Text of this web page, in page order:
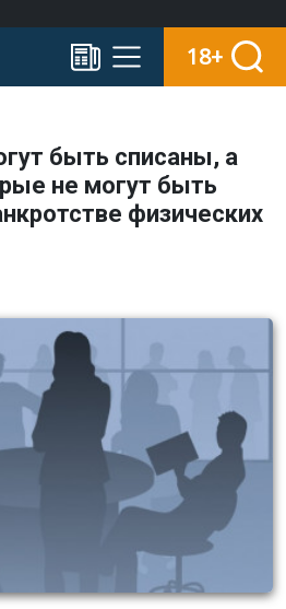
18+
быть списаны, а
не могут быть
физических